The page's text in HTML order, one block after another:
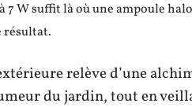
7 W suffit là où une ampoule
résultat.
relève d’une
du jardin, tout en